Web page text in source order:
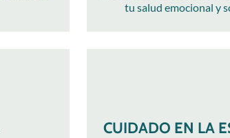
tu salud emocional y
CUIDADO EN LA